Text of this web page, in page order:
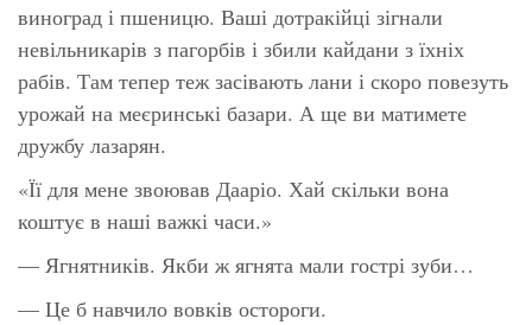
виноград і пшеницю. Ваші дотракійці зігнали
невільникарів з пагорбів і збили кайдани з їхніх
рабів. Там тепер теж засівають лани і скоро повезуть
урожай на меєринські базари. А ще ви матимете
дружбу лазарян.
«Її для мене звоював Дааріо. Хай скільки вона
коштує в наші важкі часи.»
— Ягнятників. Якби ж ягнята мали гострі зуби…
— Це б навчило вовків остороги.